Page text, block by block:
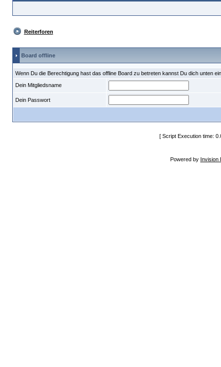
Reiterforen
Board offline
Wenn Du die Berechtigung hast das offline Board zu betreten kannst Du dich unten
Dein Mitgliedsname
Dein Passwort
[ Script Execution time:
Powered by Invision